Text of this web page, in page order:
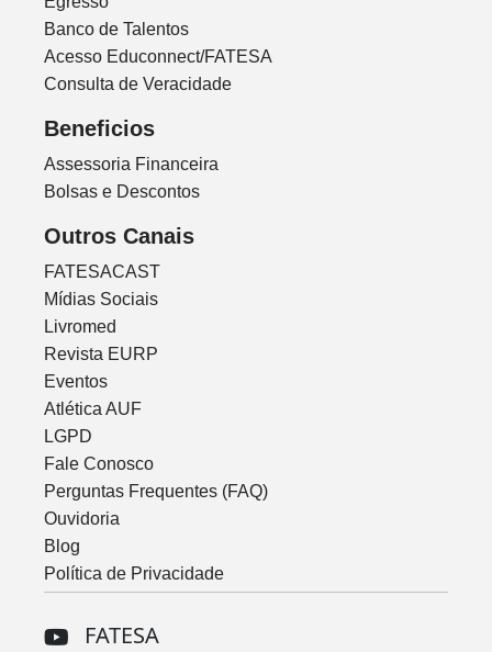
Banco de Talentos
Acesso Educonnect/FATESA
Consulta de Veracidade
Beneficios
Assessoria Financeira
Bolsas e Descontos
Outros Canais
FATESACAST
Mídias Sociais
Livromed
Revista EURP
Eventos
Atlética AUF
LGPD
Fale Conosco
Perguntas Frequentes (FAQ)
Ouvidoria
Blog
Política de Privacidade
FATESA